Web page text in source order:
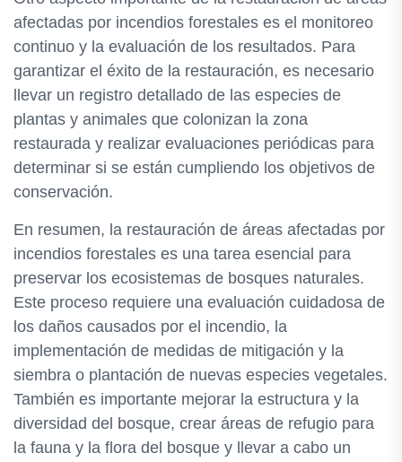
afectadas por incendios forestales es el monitoreo
continuo y la evaluación de los resultados. Para
garantizar el éxito de la restauración, es necesario
llevar un registro detallado de las especies de
plantas y animales que colonizan la zona
restaurada y realizar evaluaciones periódicas para
determinar si se están cumpliendo los objetivos de
conservación.
En resumen, la restauración de áreas afectadas por
incendios forestales es una tarea esencial para
preservar los ecosistemas de bosques naturales.
Este proceso requiere una evaluación cuidadosa de
los daños causados por el incendio, la
implementación de medidas de mitigación y la
siembra o plantación de nuevas especies vegetales.
También es importante mejorar la estructura y la
diversidad del bosque, crear áreas de refugio para
la fauna y la flora del bosque y llevar a cabo un